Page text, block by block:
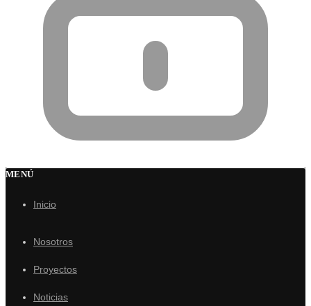
MENÚ
Inicio
Nosotros
Proyectos
Noticias